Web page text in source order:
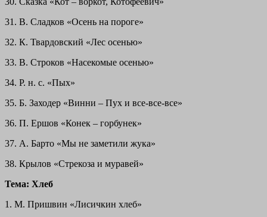
31. В. Сладков «Осень на пороге»
32. К. Твардовский «Лес осенью»
33. В. Строков «Насекомые осенью»
34. Р. н. с. «Пых»
35. Б. Заходер «Винни – Пух и все-все-все»
36. П. Ершов «Конек – горбунек»
37. А. Барто «Мы не заметили жука»
38. Крылов «Стрекоза и муравей»
Тема: Хлеб
1. М. Пришвин «Лисичкин хлеб»